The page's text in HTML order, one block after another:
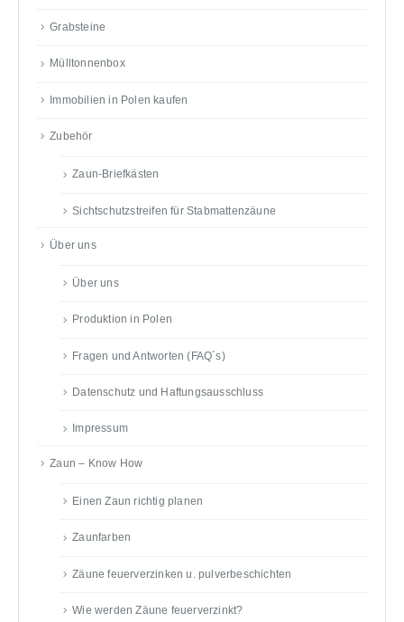
Grabsteine
Mülltonnenbox
Immobilien in Polen kaufen
Zubehör
Zaun-Briefkästen
Sichtschutzstreifen für Stabmattenzäune
Über uns
Über uns
Produktion in Polen
Fragen und Antworten (FAQ´s)
Datenschutz und Haftungsausschluss
Impressum
Zaun – Know How
Einen Zaun richtig planen
Zaunfarben
Zäune feuerverzinken u. pulverbeschichten
Wie werden Zäune feuerverzinkt?